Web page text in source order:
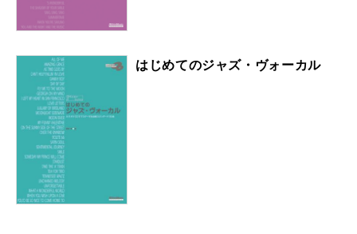
はじめてのジャズ・ヴォーカル